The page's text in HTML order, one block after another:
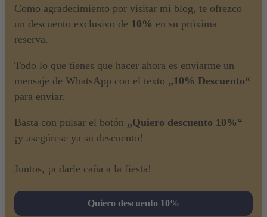
Como agradecimiento por visitar mi blog, te ofrezco
un descuento exclusivo de 10% en su próxima
reserva.
Todo lo que tienes que hacer ahora es enviarme un
mensaje de WhatsApp con el texto „10% Descuento“
para enviar.
Basta con pulsar el botón „Quiero descuento 10%“
¡y asegúrese ya su descuento!
Juntos, ¡a darle caña a la fiesta!
Quiero descuento 10%